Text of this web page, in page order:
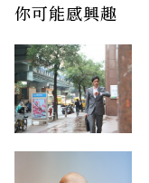
你可能感興趣